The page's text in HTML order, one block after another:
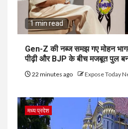
1 min read
Gen-Z की नब्ज समझ गए मोहन
पीढ़ी और BJP के बीच मजबूत पुल
22 minutes ago Expose Today
मध्य प्रदेश